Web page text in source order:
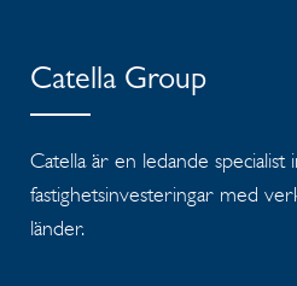
Catella Group
Catella är en ledande specialist
fastighetsinvesteringar med
länder.